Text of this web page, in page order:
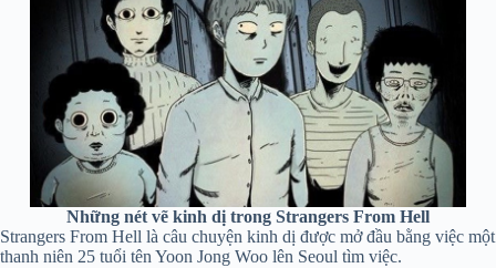
Những nét vẽ kinh dị trong Strangers From Hell
Strangers From Hell là câu chuyện kinh dị được mở đầu bằng việc một
thanh niên 25 tuổi tên Yoon Jong Woo lên Seoul tìm việc.